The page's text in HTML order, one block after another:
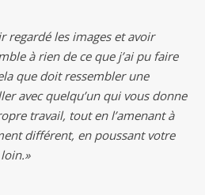
regardé les images et avoir
à rien de ce que j’ai pu faire
que doit ressembler une
avec quelqu’un qui vous donne
travail, tout en l’amenant à
différent, en poussant votre